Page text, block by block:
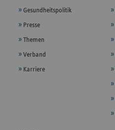
Gesundheitspolitik
Presse
Themen
Verband
Karriere